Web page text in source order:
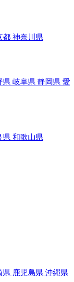
都 神奈川県
県 岐阜県 静岡県 愛
県 和歌山県
県 鹿児島県 沖縄県